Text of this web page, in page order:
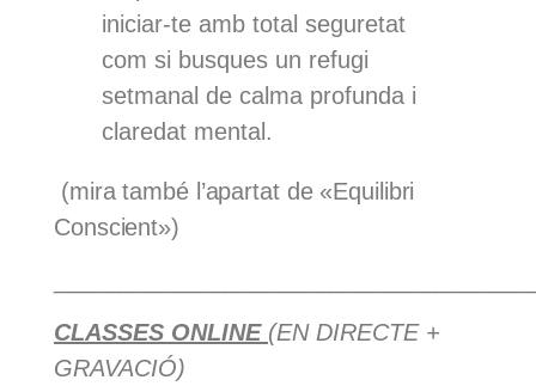
iniciar-te amb total seguretat
com si busques un refugi
setmanal de calma profunda i
claredat mental.
(mira també l’apartat de «Equilibri
Conscient»)
CLASSES ONLINE (EN DIRECTE +
GRAVACIÓ)